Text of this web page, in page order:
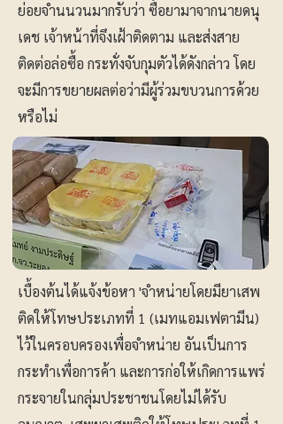
ย่อยจำนนวนมากรับว่า ซื้อยามาจากนายดนุ
เดช เจ้าหน้าที่จึงเฝ้าติดตาม และส่งสาย
ติดต่อล่อซื้อ กระทั่งจับกุมตัวได้ดังกล่าว โดย
จะมีการขยายผลต่อว่ามีผู้ร่วมขบวนการด้วย
หรือไม่
เบื้องต้นได้แจ้งข้อหา 'จำหน่ายโดยมียาเสพ
ติดให้โทษประเภทที่ 1 (เมทแอมเฟตามีน)
ไว้ในครอบครองเพื่อจำหน่าย อันเป็นการ
กระทำเพื่อการค้า และการก่อให้เกิดการแพร่
กระจายในกลุ่มประชาชนโดยไม่ได้รับ